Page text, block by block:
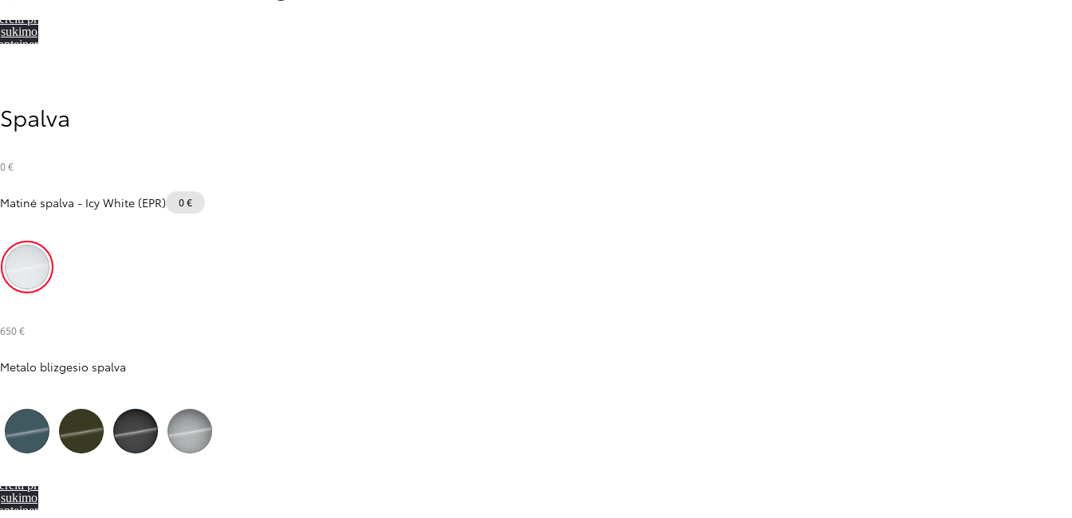
Corolla sedanas
HIBRIDAS
Nuo
Corolla Cross
HIBRIDAS
prie
sukimo
Spalva
0 €
Matinė spalva - Icy White (EPR) 0 €
Icy White (EPR)
650 €
Metalo blizgesio spalva
prie
sukimo